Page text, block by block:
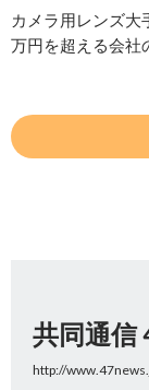
カメラ用レンズ
万円を超える会
共同通信
http://